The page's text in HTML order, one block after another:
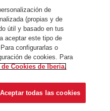
de
(propias y de
útil y basado en tus
aceptar este tipo de
configurarlas o
de cookies. Para
Cookies de Iberia.
Aceptar todas las cookies